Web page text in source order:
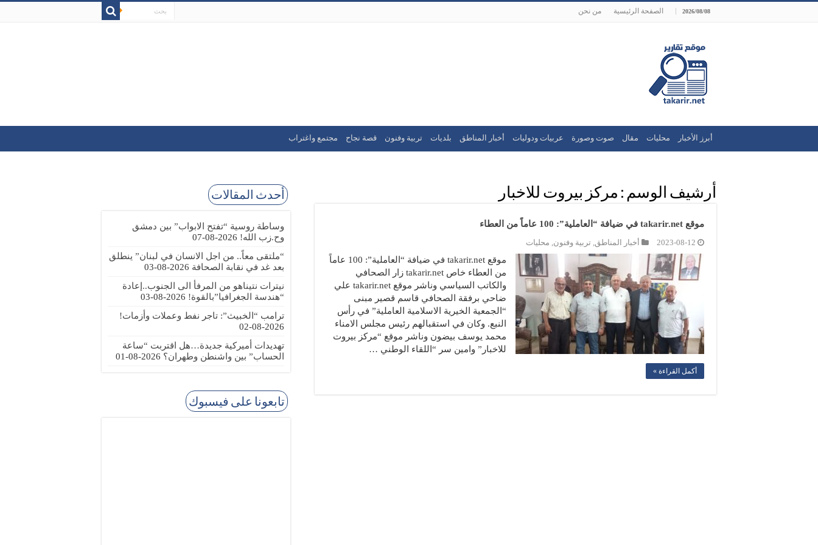
2026/08/08 الصفحة الرئيسية من نحن
أبرز الأخبار محليات مقال صوت وصورة عربيات ودوليات أخبار المناطق بلديات تربية وفنون قصة نجاح مجتمع واغتراب
أرشيف الوسم : مركز بيروت للاخبار
موقع takarir.net في ضيافة “العاملية”: 100 عاماً من العطاء
2023-08-12 أخبار المناطق, تربية وفنون, محليات
موقع takarir.net في ضيافة “العاملية”: 100 عاماً
من العطاء خاص takarir.net زار الصحافي
والكاتب السياسي وناشر موقع takarir.net علي
ضاحي برفقة الصحافي قاسم قصير مبنى
“الجمعية الخيرية الاسلامية العاملية” في رأس
النبع. وكان في استقبالهم رئيس مجلس الامناء
محمد يوسف بيضون وناشر موقع “مركز بيروت
للاخبار” وامين سر “اللقاء الوطني …
أكمل القراءة »
أحدث المقالات
وساطة روسية “تفتح الابواب” بين دمشق
وح.زب الله! 2026-08-07
“ملتقى معاً.. من اجل الانسان في لبنان” ينطلق
بعد غد في نقابة الصحافة 2026-08-03
نيترات نتيناهو من المرفأ الى الجنوب..إعادة
“هندسة الجغرافيا”بالقوة! 2026-08-03
ترامب “الخبيث”: تاجر نفط وعملات وأزمات!
2026-08-02
تهديدات أميركية جديدة…هل اقتربت “ساعة
الحساب” بين واشنطن وطهران؟ 2026-08-01
تابعونا على فيسبوك